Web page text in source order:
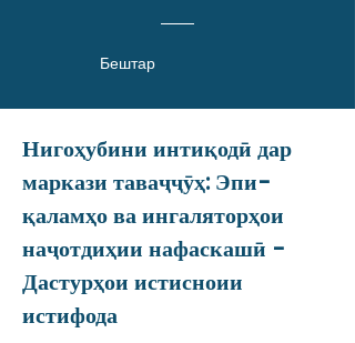
Бештар
Нигоҳубини интиқодӣ дар
маркази таваҷҷӯҳ: Эпи-
қаламҳо ва ингаляторҳои
наҷотдиҳии нафаскашӣ -
Дастурҳои истисноии
истифода